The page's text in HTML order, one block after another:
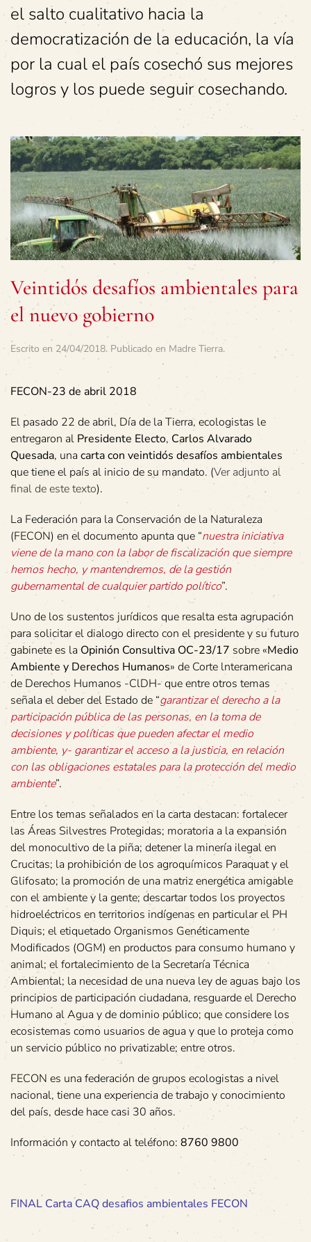
el salto cualitativo hacia la
democratización de la educación, la vía
por la cual el país cosechó sus mejores
logros y los puede seguir cosechando.
Veintidós desafíos ambientales para
el nuevo gobierno
Escrito en 24/04/2018. Publicado en Madre Tierra.
FECON-23 de abril 2018
El pasado 22 de abril, Día de la Tierra, ecologistas le
entregaron al Presidente Electo, Carlos Alvarado
Quesada, unacarta con veintidós desafíos ambientales
que tiene el país al inicio de su mandato. (Ver adjunto al
final de este texto).
La Federación para la Conservación de la Naturaleza
(FECON) en el documento apunta que “nuestra iniciativa
viene de la mano con la labor de fiscalización que siempre
hemos hecho, y mantendremos, de la gestión
gubernamental de cualquier partido político”.
Uno de los sustentos jurídicos que resalta esta agrupación
para solicitar el dialogo directo con el presidente y su futuro
gabinete es laOpinión Consultiva OC-23/17 sobre «Medio
Ambiente y Derechos Humanos» de Corte lnteramericana
de Derechos Humanos -ClDH- que entre otros temas
señala el deber del Estado de “garantizar el derecho a la
participación pública de las personas, en la toma de
decisiones y políticas que pueden afectar el medio
ambiente, y- garantizar el acceso a la justicia, en relación
con las obligaciones estatales para la protección del medio
ambiente”.
Entre los temas señalados en la carta destacan: fortalecer
las Áreas Silvestres Protegidas; moratoria a la expansión
del monocultivo de la piña; detener la minería ilegal en
Crucitas; la prohibición de los agroquímicos Paraquat y el
Glifosato; la promoción de una matriz energética amigable
con el ambiente y la gente; descartar todos los proyectos
hidroeléctricos en territorios indígenas en particular el PH
Diquis; el etiquetado Organismos Genéticamente
Modificados (OGM) en productos para consumo humano y
animal; el fortalecimiento de la Secretaría Técnica
Ambiental; la necesidad de una nueva ley de aguas bajo los
principios de participación ciudadana, resguarde el Derecho
Humano al Agua y de dominio público; que considere los
ecosistemas como usuarios de agua y que lo proteja como
un servicio público no privatizable; entre otros.
FECON es una federación de grupos ecologistas a nivel
nacional, tiene una experiencia de trabajo y conocimiento
del país, desde hace casi 30 años.
Información y contacto al teléfono: 8760 9800
FINAL Carta CAQ desafios ambientales FECON